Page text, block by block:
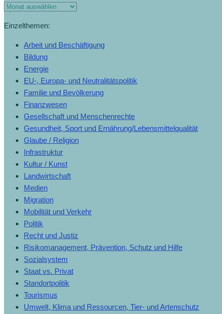
Einzelthemen:
Arbeit und Beschäftigung
Bildung
Energie
EU-, Europa- und Neutralitätspolitik
Familie und Bevölkerung
Finanzwesen
Gesellschaft und Menschenrechte
Gesundheit, Sport und Ernährung/Lebensmittelqualität
Glaube / Religion
Infrastruktur
Kultur / Kunst
Landwirtschaft
Medien
Migration
Mobilität und Verkehr
Politik
Recht und Justiz
Risikomanagement, Prävention, Schutz und Hilfe
Sozialsystem
Staat vs. Privat
Standortpolitik
Tourismus
Umwelt, Klima und Ressourcen, Tier- und Artenschutz